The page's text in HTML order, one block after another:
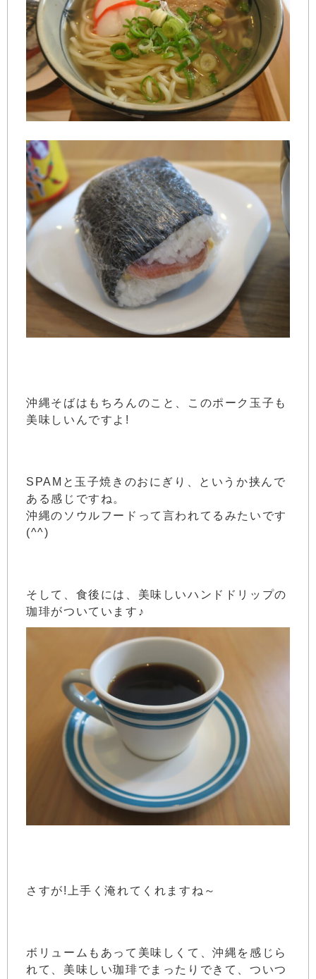
沖縄そばはもちろんのこと、このポーク玉子も
美味しいんですよ!
SPAMと玉子焼きのおにぎり、というか挟んで
ある感じですね。
沖縄のソウルフードって言われてるみたいです
(^^)
そして、食後には、美味しいハンドドリップの
珈琲がついています♪
さすが!上手く淹れてくれますね～
ボリュームもあって美味しくて、沖縄を感じら
れて、美味しい珈琲でまったりできて、ついつ